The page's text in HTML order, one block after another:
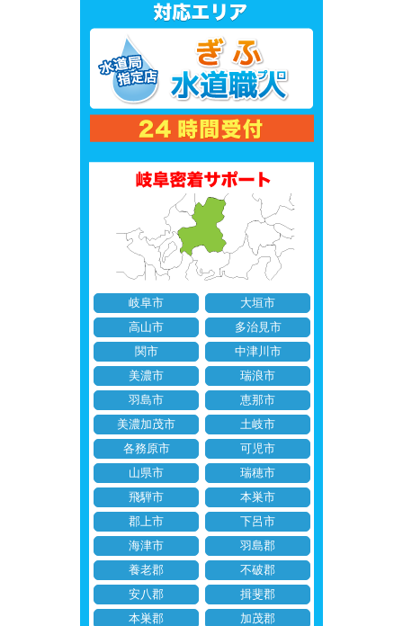
岐阜市
大垣市
高山市
多治見市
関市
中津川市
美濃市
瑞浪市
羽島市
恵那市
美濃加茂市
土岐市
各務原市
可児市
山県市
瑞穂市
飛騨市
本巣市
郡上市
下呂市
海津市
羽島郡
養老郡
不破郡
安八郡
揖斐郡
本巣郡
加茂郡